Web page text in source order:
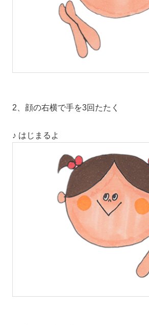
2、顔の右横で手を3回たたく
♪ はじまるよ